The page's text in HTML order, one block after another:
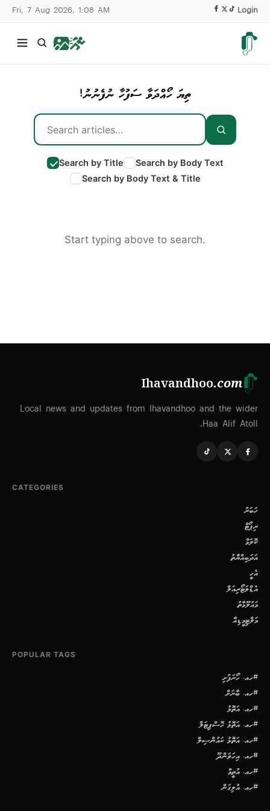
Fri, 7 Aug 2026, 1:08 AM Login
ތިޔަ ހޯއްދަވާ ސަފުހާ ނުފެނުނު!
Search by Title
Search by Body Text
Search by Body Text & Title
Start typing above to search.
Ihavandhoo.com
Local news and updates from Ihavandhoo and the wider
Haa Alif Atoll.
CATEGORIES
ޚަބަރު
ރިޕޯޓް
ކޮލަމް
އަދަބިއްޔާތު
އެހީ
އެޑްވަޓޯރިއަލް
މައުލޫމާތު
މަލްޓިމީޑިއާ
POPULAR TAGS
#ހއ. ހޯރަފުށި
#ހއ. ބާރަށް
#ހއ. އަތޮޅު
#ހއ. އަތޮޅު ހޮސްޕިޓަލް
#ހއ. އަތޮޅު ކައުންސިލް
#ހއ. އިހަވަންދޫ
#ހއ. އުތީމް
#ހއ. އުލިގަން